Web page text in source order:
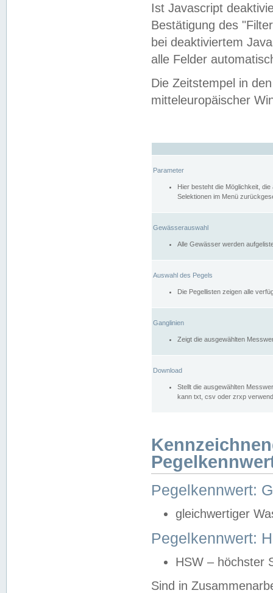
Ist Javascript
Bestätigung des
bei deaktiviertem
alle Felder
Die Zeitstempel in
mitteleuropäischer
Parameter
Hier besteht die Möglichkeit,
Selektionen im Menü
Gewässerauswahl
Alle Gewässer werden
Auswahl des Pegels
Die Pegellisten zeigen alle
Ganglinien
Zeigt die ausgewählten
Download
Stellt die ausgewählten
kann txt, csv oder zrxp
Pegelkennwert:
gleichwertiger
Pegelkennwert:
HSW – höchster
Sind in